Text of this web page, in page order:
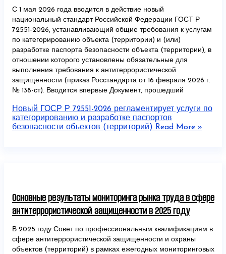
С 1 мая 2026 года вводится в действие новый
национальный стандарт Российской Федерации ГОСТ Р
72551-2026, устанавливающий общие требования к услугам
по категорированию объекта (территории) и (или)
разработке паспорта безопасности объекта (территории), в
отношении которого установлены обязательные для
выполнения требования к антитеррористической
защищенности (приказ Росстандарта от 16 февраля 2026 г.
№ 138-ст). Вводится впервые Документ, прошедший
Новый ГОСР Р 72551-2026 регламентирует услуги по
категорированию и разработке паспортов
безопасности объектов (территорий) Read More »
Основные результаты мониторинга рынка труда в сфере
антитеррористической защищенности в 2025 году
В 2025 году Совет по профессиональным квалификациям в
сфере антитеррористической защищенности и охраны
объектов (территорий) в рамках ежегодных мониторинговых